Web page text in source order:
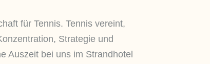
für Tennis. Tennis vereint,
Strategie und
Auszeit bei uns im Strandhotel